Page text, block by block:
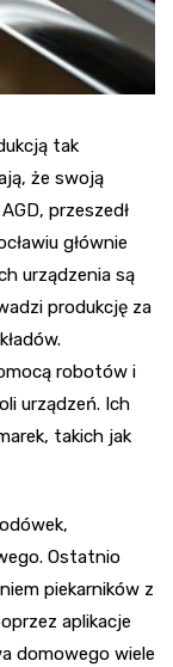
tak
że swoją
przeszedł
głównie
urządzenia są
produkcję za
robotów i
urządzeń. Ich
takich jak
Ostatnio
piekarników z
aplikacje
domowego wiele